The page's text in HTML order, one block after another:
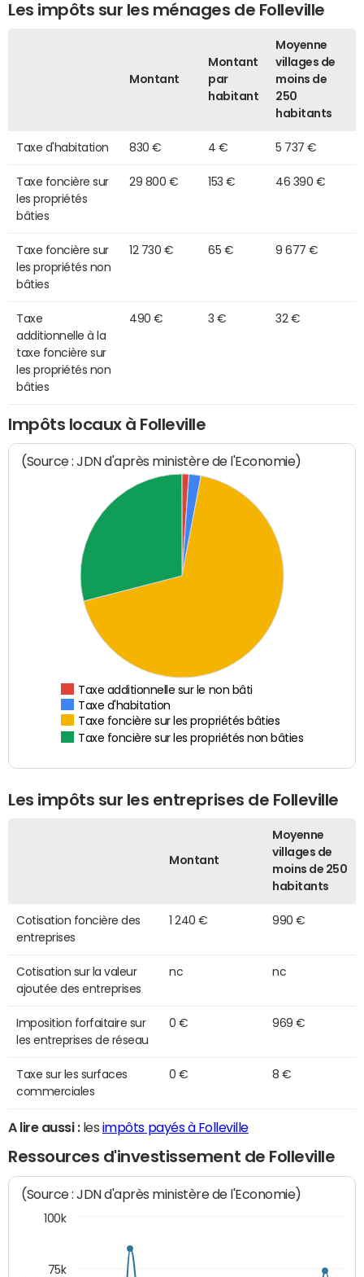
Les impôts sur les ménages de Folleville
Montant
Montant
par
habitant
Moyenne
villages de
moins de
250
habitants
Taxe d'habitation 830 € 4 € 5 737 €
Taxe foncière sur
les propriétés
bâties
29 800 € 153 € 46 390 €
Taxe foncière sur
les propriétés non
bâties
12 730 € 65 € 9 677 €
Taxe
additionnelle à la
taxe foncière sur
les propriétés non
bâties
490 € 3 € 32 €
Impôts locaux à Folleville
(Source : JDN d'après ministère de l'Economie)
Taxe additionnelle sur le non bâti
Taxe d'habitation
Taxe foncière sur les propriétés bâties
Taxe foncière sur les propriétés non bâties
Les impôts sur les entreprises de Folleville
Montant
Moyenne
villages de
moins de 250
habitants
Cotisation foncière des
entreprises
1 240 € 990 €
Cotisation sur la valeur
ajoutée des entreprises
nc nc
Imposition forfaitaire sur
les entreprises de réseau
0 € 969 €
Taxe sur les surfaces
commerciales
0 € 8 €
A lire aussi :les impôts payés à Folleville
Ressources d'investissement de Folleville
(Source : JDN d'après ministère de l'Economie)
75k
100k